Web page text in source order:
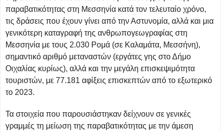
παραβατικότητας στη Μεσσηνία κατά τον τελευταίο χρόνο,
τις δράσεις που έχουν γίνει από την Αστυνομία, αλλά και μια
γενικότερη καταγραφή της ανθρωπογεωγραφίας στη
Μεσσηνία με τους 2.030 Ρομά (σε Καλαμάτα, Μεσσήνη),
σημαντικό αριθμό μεταναστών (εργάτες γης στο Δήμο
Οιχαλίας κυρίως), αλλά και την μεγάλη επισκεψιμότητα
τουριστών, με 77.181 αφίξεις επισκεπτών από το εξωτερικό
το 2023.
Τα στοιχεία που παρουσιάστηκαν δείχνουν σε γενικές
γραμμές τη μείωση της παραβατικότητας με την άμεση